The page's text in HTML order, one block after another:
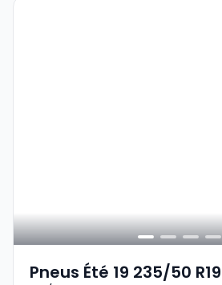
Pneus Été 19 235/50